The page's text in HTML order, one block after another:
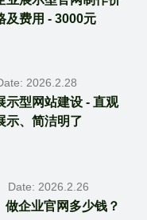
及费用 - 3000元
2026.2.28
示型网站建设 - 直观
示、简洁明了
Date: 2026.2.26
做企业官网多少钱？